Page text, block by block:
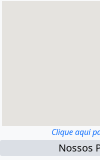
Clique aqui
Nossos